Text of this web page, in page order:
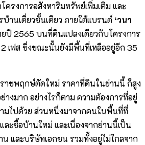
รงการอสังหาริมทรัพย์เพิ่มเติม และ
านเดี่ยวชั้นเดียว ภายใต้แบรนด์ ‘วนา
ปี 2565 บนที่ดินแปลงเดียวกับโครงการ
เฟส ซึ่งขณะนั้นยังมีพื้นที่เหลืออยู่อีก 35
าชพฤกษ์ตัดใหม่ ราคาที่ดินในย่านนี้ ก็สูง
งมาก อย่างไรก็ตาม ความต้องการที่อยู่
มไปด้วย ส่วนหนึ่งมาจากคนในพื้นที่ที่
ะซื้อบ้านใหม่ และเนื่องจากย่านนี้เป็น
น และบริษัทเอกชน รวมทั้งอยู่ไม่ไกลจาก